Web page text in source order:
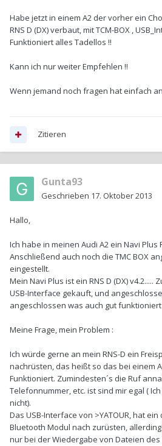
Habe jetzt in einem A2 der vorher ein
RNS D (DX) verbaut, mit TCM-BOX ,
Funktioniert alles Tadellos !!
Kann ich nur weiter Empfehlen !!
Wenn jemand noch fragen hat einfach
Zitieren
Gunta93
Geschrieben 17. Oktober 2013
Hallo,
Ich habe in meinen Audi A2 ein Navi Plus
Anschließend auch noch die TMC BOX
eingestellt.
Mein Navi Plus ist ein RNS D (DX) v4.2.....
USB-Interface gekauft, und
angeschlossen was auch gut funktioniert
Meine Frage, mein Problem :
Ich würde gerne an mein RNS-D ein
nachrüsten, das heißt so das bei einem
Funktioniert. Zumindesten´s die Ruf
Telefonnummer, etc. ist sind mir egal (
nicht).
Das USB-Interface von >YATOUR, hat
Bluetooth Modul nach zurüsten,
nur bei der Wiedergabe von Dateien